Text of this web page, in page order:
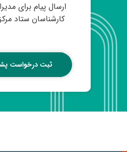
ارسال پیام برای
کارشناسان ستاد
ثبت درخواست